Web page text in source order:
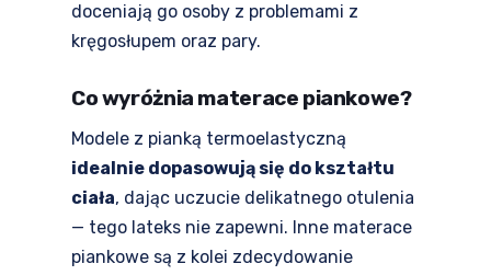
doceniają go osoby z problemami z
kręgosłupem oraz pary.
Co wyróżnia materace piankowe?
Modele z pianką termoelastyczną
idealnie dopasowują się do kształtu
ciała, dając uczucie delikatnego otulenia
— tego lateks nie zapewni. Inne materace
piankowe są z kolei zdecydowanie